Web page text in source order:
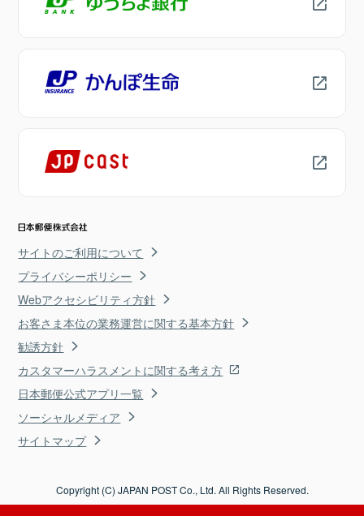
サイトのご利用について
プライバシーポリシー
Webアクセシビリティ方針
お客さま本位の業務運営に関する基本方針
勧誘方針
カスタマーハラスメントに関する考え方
日本郵便公式アプリ一覧
ソーシャルメディア
サイトマップ
Copyright (C) JAPAN POST Co., Ltd. All Rights Reserved.